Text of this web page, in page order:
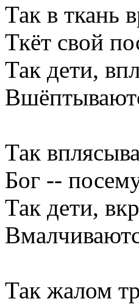
Так в ткань
Ткёт свой
Так дети,
Так
Бог --
Так дети,
Так жалом